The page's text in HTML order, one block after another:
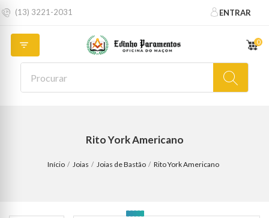
(13) 3221-2031 ENTRAR
 0
Rito York Americano
Início Joias Joias de Bastão Rito York Americano